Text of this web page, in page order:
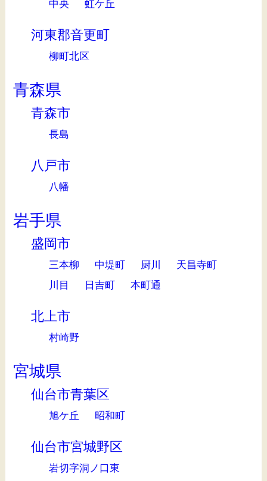
中央 虹ケ丘
河東郡音更町
柳町北区
青森県
青森市
長島
八戸市
八幡
岩手県
盛岡市
三本柳 中堤町 厨川
天昌寺町
川目
日吉町 本町通
北上市
村崎野
宮城県
仙台市青葉区
旭ケ丘 昭和町
仙台市宮城野区
岩切字洞ノ口東